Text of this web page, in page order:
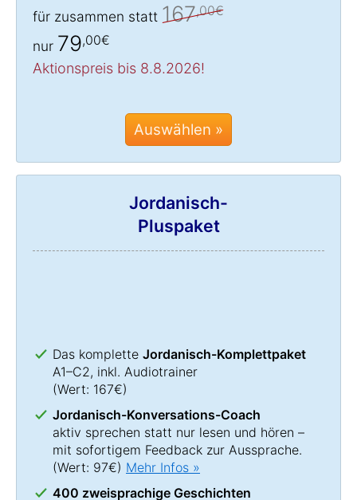
für zusammen statt 167,00€
nur 79,00€
Aktionspreis bis 8.8.2026!
Auswählen »
Jordanisch-
Pluspaket
Das komplette Jordanisch-Komplettpaket
A1–C2, inkl. Audiotrainer
(Wert: 167€)
Jordanisch-Konversations-Coach
aktiv sprechen statt nur lesen und hören –
mit sofortigem Feedback zur Aussprache.
(Wert: 97€) Mehr Infos »
400 zweisprachige Geschichten